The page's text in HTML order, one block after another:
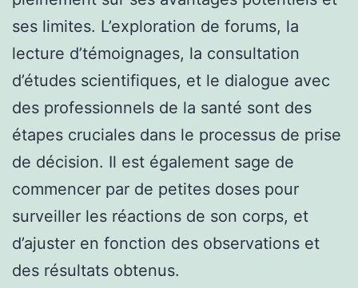
ses limites. L’exploration de forums, la
lecture d’témoignages, la consultation
d’études scientifiques, et le dialogue avec
des professionnels de la santé sont des
étapes cruciales dans le processus de prise
de décision. Il est également sage de
commencer par de petites doses pour
surveiller les réactions de son corps, et
d’ajuster en fonction des observations et
des résultats obtenus.